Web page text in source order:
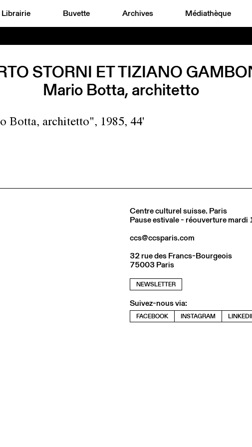
Librairie Buvette Archives Médiathèque
STORNI ET TIZIANO
Mario Botta, architetto
Botta, architetto", 1985, 44'
Centre culturel suisse. Paris
Pause estivale - réouverture mardi
ccs@ccsparis.com
32 rue des Francs-Bourgeois
75003 Paris
NEWSLETTER
Suivez-nous via:
FACEBOOK INSTAGRAM